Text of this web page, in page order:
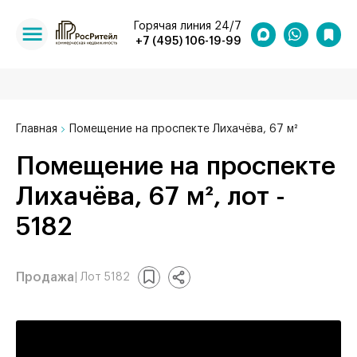
+7 (495) 106-19-99
Горячая линия 24/7
Главная Помещение на проспекте Лихачёва, 67 м²
Помещение на проспекте
Лихачёва, 67 м², лот -
5182
Продажа | Лот 5182